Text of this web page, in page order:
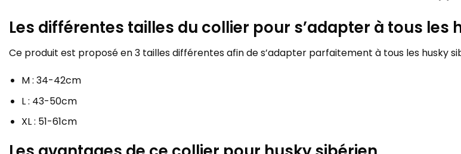
Les différentes tailles du collier pour s’adapter à tous les
Ce produit est proposé en 3 tailles différentes afin de s’adapter parfaitement à tous les husky
M : 34-42cm
L : 43-50cm
XL : 51-61cm